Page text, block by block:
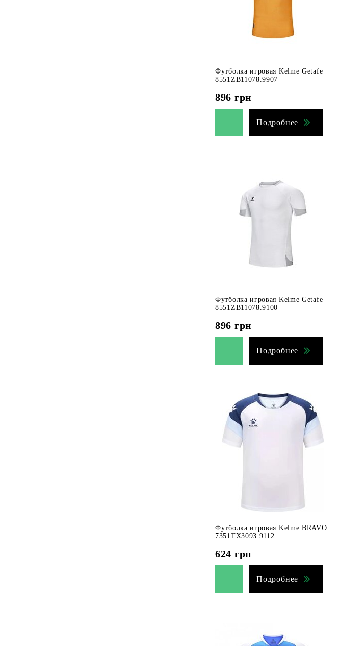
Футболка игровая Kelme Getafe
8551ZB11078.9907
896 грн
Подробнее
Футболка игровая Kelme Getafe
8551ZB11078.9100
896 грн
Подробнее
Футболка игровая Kelme BRAVO
7351TX3093.9112
624 грн
Подробнее